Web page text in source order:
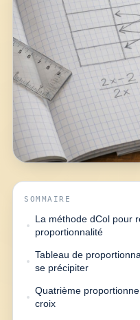
SOMMAIRE
La méthode dCol pour
proportionnalité
Tableau de
se précipiter
Quatrième
croix